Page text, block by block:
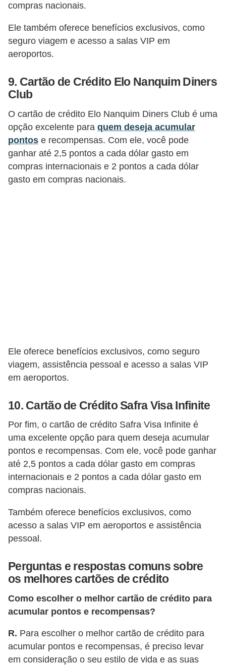
compras nacionais.
Ele também oferece benefícios exclusivos, como
seguro viagem e acesso a salas VIP em
aeroportos.
9. Cartão de Crédito Elo Nanquim Diners
Club
O cartão de crédito Elo Nanquim Diners Club é uma
opção excelente para quem deseja acumular
pontos e recompensas. Com ele, você pode
ganhar até 2,5 pontos a cada dólar gasto em
compras internacionais e 2 pontos a cada dólar
gasto em compras nacionais.
Ele oferece benefícios exclusivos, como seguro
viagem, assistência pessoal e acesso a salas VIP
em aeroportos.
10. Cartão de Crédito Safra Visa Infinite
Por fim, o cartão de crédito Safra Visa Infinite é
uma excelente opção para quem deseja acumular
pontos e recompensas. Com ele, você pode ganhar
até 2,5 pontos a cada dólar gasto em compras
internacionais e 2 pontos a cada dólar gasto em
compras nacionais.
Também oferece benefícios exclusivos, como
acesso a salas VIP em aeroportos e assistência
pessoal.
Perguntas e respostas comuns sobre
os melhores cartões de crédito
Como escolher o melhor cartão de crédito para
acumular pontos e recompensas?
R. Para escolher o melhor cartão de crédito para
acumular pontos e recompensas, é preciso levar
em consideração o seu estilo de vida e as suas
g
o
c
i
a
ã
o
P
o
u
a
m
e
r
e
c
o
m
p
e
s
a